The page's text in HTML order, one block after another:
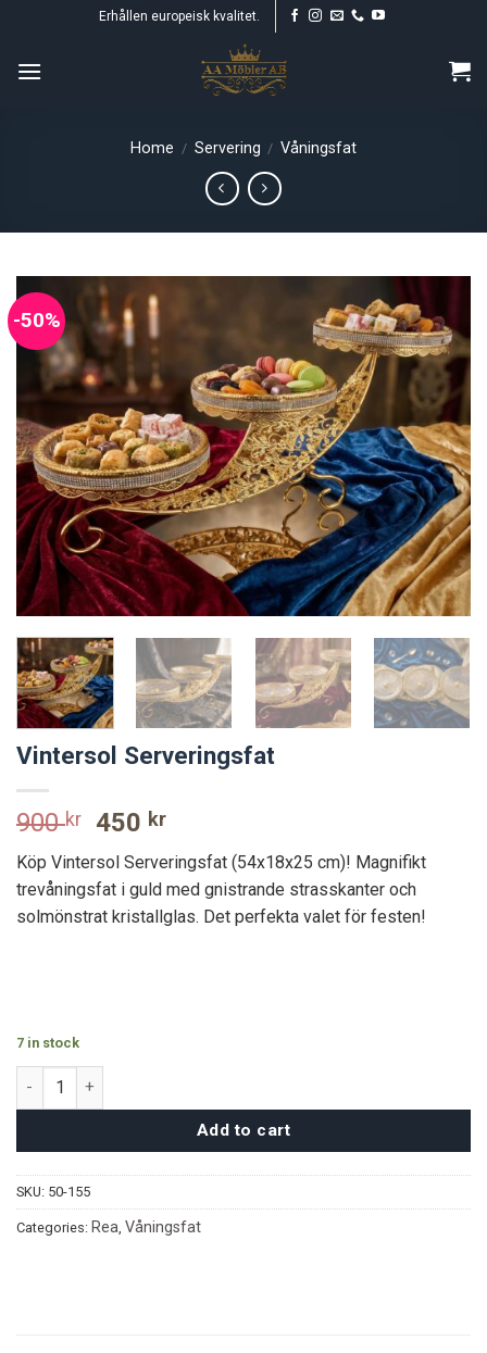
content
Erhållen europeisk kvalitet.
Home / Servering / Våningsfat
-50%
Vintersol Serveringsfat
900kr
Original
price
was:
900 kr.
450 krCurrent
price
is:
450 kr.
Köp Vintersol Serveringsfat (54x18x25 cm)! Magnifikt
trevåningsfat i guld med gnistrande strasskanter och
solmönstrat kristallglas. Det perfekta valet för festen!
7 in stock
Vintersol Serveringsfat quantity
Add to cart
SKU: 50-155
Categories: Rea Våningsfat